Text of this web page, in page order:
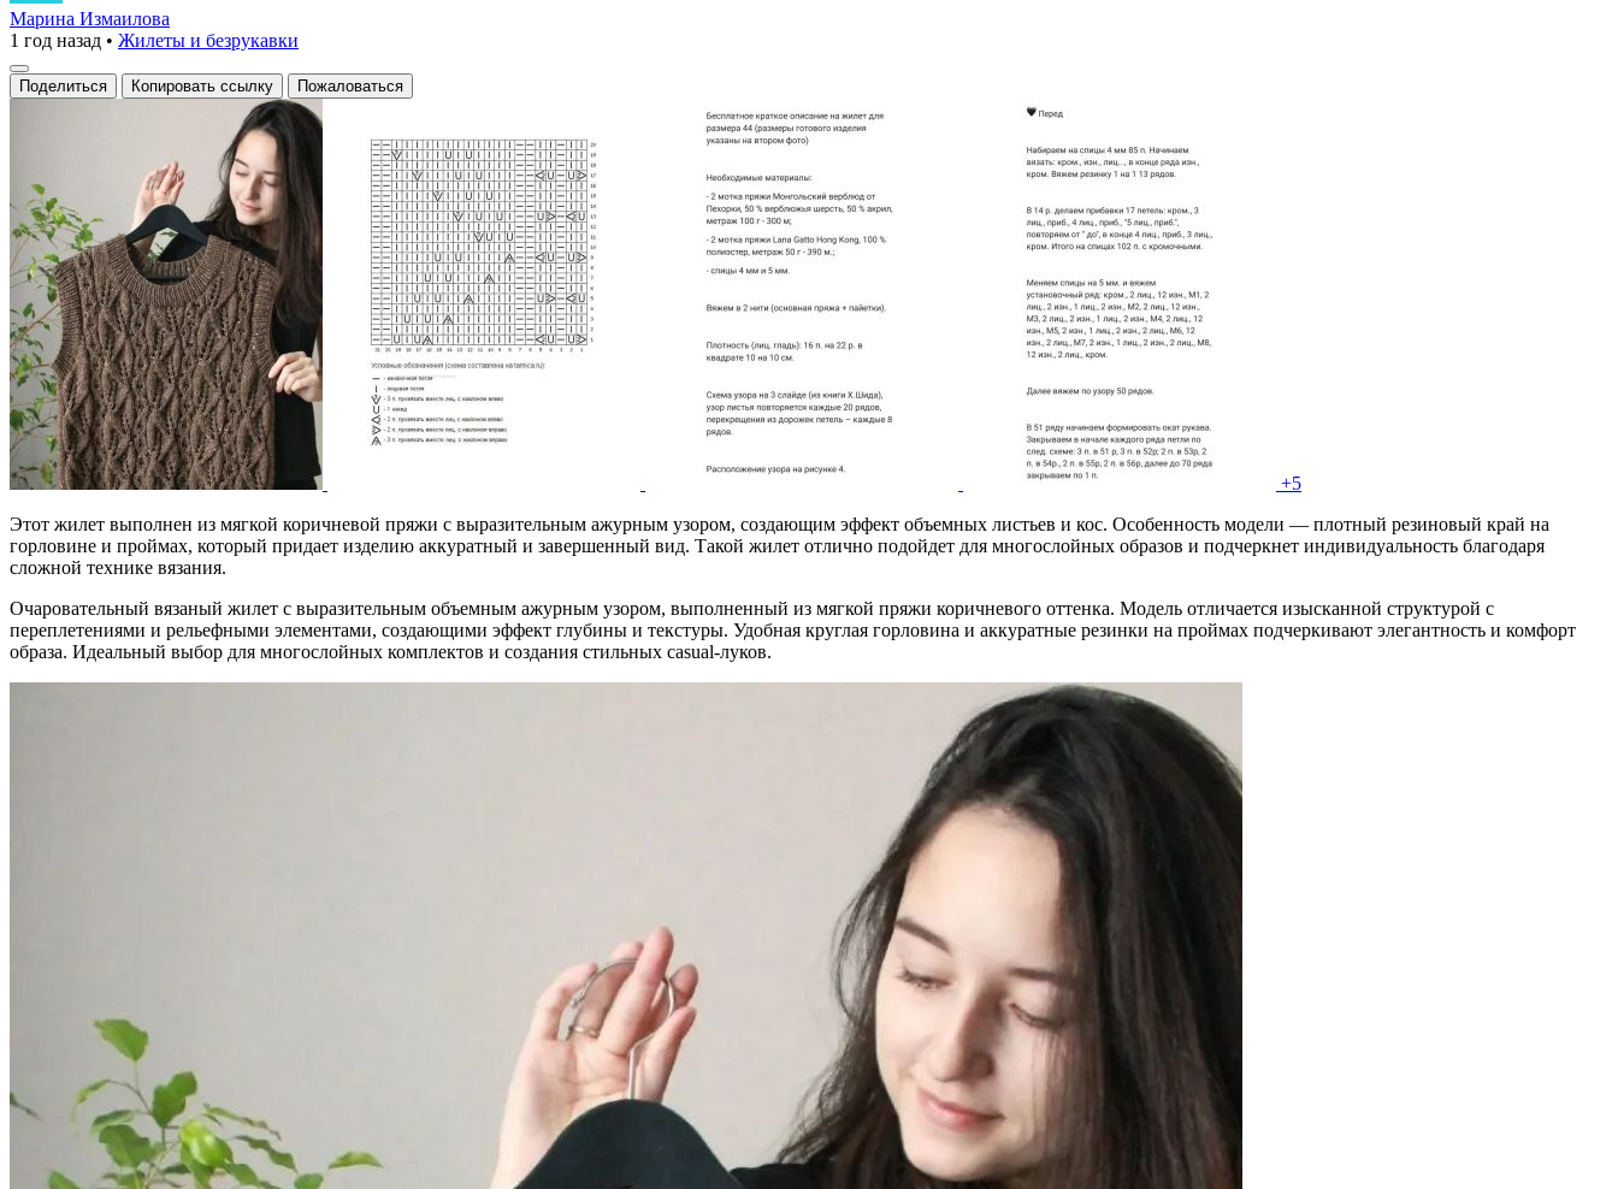
жилет
с
объемным
Марина Измаилова
1 год назад • Жилеты и безрукавки
Поделиться Копировать ссылку Пожаловаться
+5
Этот жилет выполнен из мягкой коричневой пряжи с выразительным ажурным узором, создающим эффект объемных листьев и кос. Особенность модели — плотный резиновый край на
горловине и проймах, который придает изделию аккуратный и завершенный вид. Такой жилет отлично подойдет для многослойных образов и подчеркнет индивидуальность благодаря
сложной технике вязания.
Очаровательный вязаный жилет с выразительным объемным ажурным узором, выполненный из мягкой пряжи коричневого оттенка. Модель отличается изысканной структурой с
переплетениями и рельефными элементами, создающими эффект глубины и текстуры. Удобная круглая горловина и аккуратные резинки на проймах подчеркивают элегантность и комфорт
образа. Идеальный выбор для многослойных комплектов и создания стильных casual-луков.